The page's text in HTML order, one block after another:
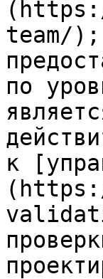
team/);
по
к